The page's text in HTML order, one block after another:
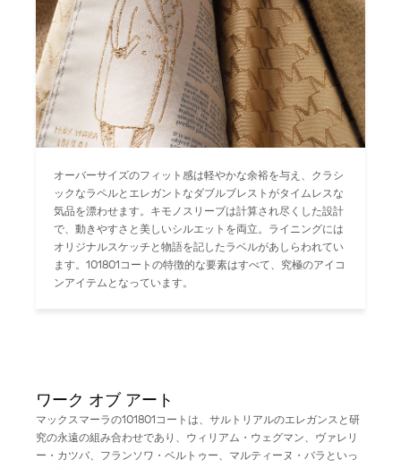
オーバーサイズのフィット感は軽やかな余裕を与え、クラシ
ックなラペルとエレガントなダブルブレストがタイムレスな
気品を漂わせます。キモノスリーブは計算され尽くした設計
で、動きやすさと美しいシルエットを両立。ライニングには
オリジナルスケッチと物語を記したラベルがあしらわれてい
ます。101801コートの特徴的な要素はすべて、究極のアイコ
ンアイテムとなっています。
ワーク オブ アート
マックスマーラの101801コートは、サルトリアルのエレガンスと研
究の永遠の組み合わせであり、ウィリアム・ウェグマン、ヴァレリ
ー・カツバ、フランソワ・ベルトゥー、マルティーヌ・バラといっ